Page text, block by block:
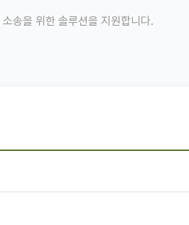
송을 위한 솔루션을 지원합니다.